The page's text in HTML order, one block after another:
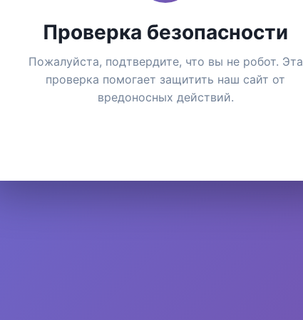
Проверка безопасности
Пожалуйста, подтвердите, что вы не робот. Эта
проверка помогает защитить наш сайт от
вредоносных действий.